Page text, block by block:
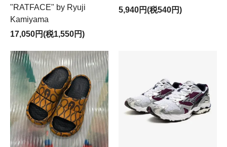
"RATFACE" by Ryuji
Kamiyama
17,050円(税1,550円)
5,940円(税540円)